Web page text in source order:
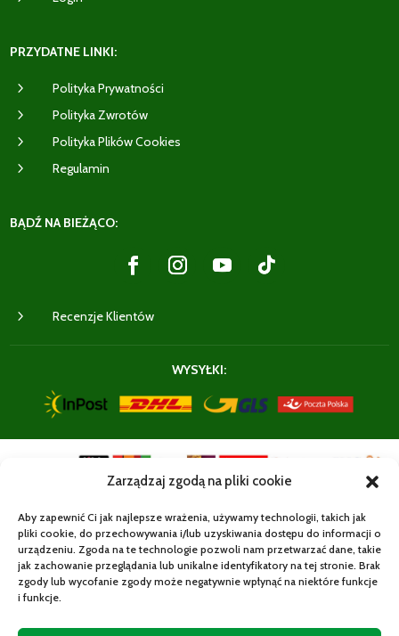
Zarządzaj zgodą na pliki cookie
Aby zapewnić Ci jak najlepsze wrażenia, używamy technologii, takich jak
pliki cookie, do przechowywania i/lub uzyskiwania dostępu do informacji o
urządzeniu. Zgoda na te technologie pozwoli nam przetwarzać dane, takie
jak zachowanie przeglądania lub unikalne identyfikatory na tej stronie. Brak
zgody lub wycofanie zgody może negatywnie wpłynąć na niektóre funkcje
i funkcje.
PRZYDATNE LINKI:
5 Polityka Prywatności
5 Polityka Zwrotów
5 Polityka Plików Cookies
5 Regulamin
BĄDŹ NA BIEŻĄCO:
5 Recenzje Klientów
WYSYŁKI:
Zwrot w ciągu 14 dni